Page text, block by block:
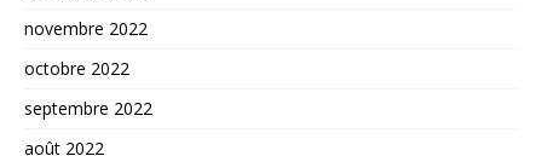
novembre 2022
octobre 2022
septembre 2022
août 2022